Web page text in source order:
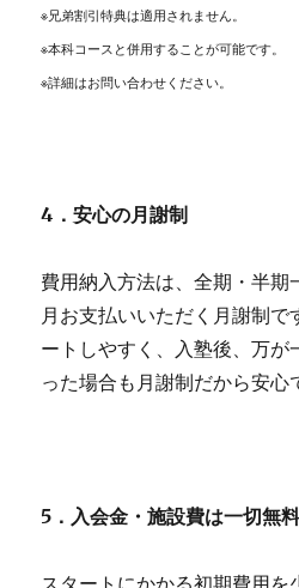
※兄弟割引特典は適用されません。
※本科コースと併用することが可能です。
※詳細はお問い合わせください。
4．安心の月謝制
費用納入方法は、全期・半期
月お支払いいただく月謝制で
ートしやすく、入塾後、万が
った場合も月謝制だから安心
5．入会金・施設費は一切無
スタートにかかる初期費用を